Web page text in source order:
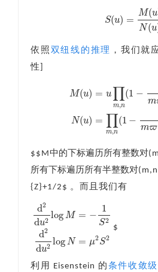
S(u) =
M(u
N(u
S(u)= M u)N(u
依照 双纽线的推理 ，我们就
性]
M(u)
N(u)
= u ∏
m,n
(1 −
m
= ∏
m,n
(1 −
mϖ
) =u m,n( 1
$$M中的下标遍历所有整数对
中 的 下标遍历所有 整数对
所有下标遍历所有半整数对
所有 下标遍历所有 半整数对
{Z}+1/2$ 。而且我们有
d2
du2
log M
d2
du2
logN
= −
1
S2
= μ2S2
du u2
$
利用 Eisenstein 的 条件收敛